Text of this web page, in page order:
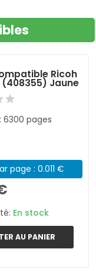
Ricoh
(408355) Jaune
pages
page : 0.011 €
En stock
AU PANIER